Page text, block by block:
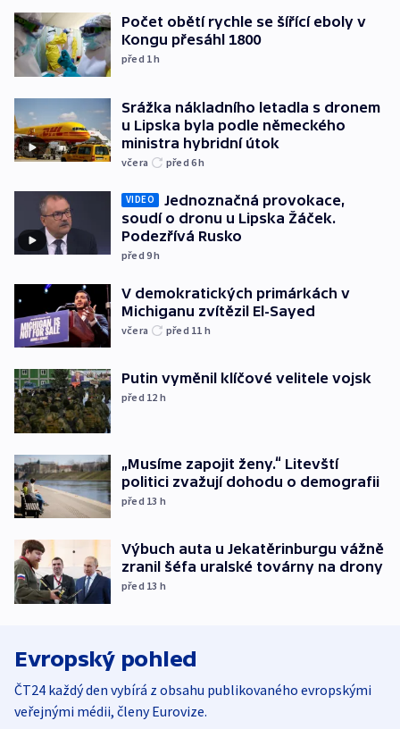
Počet obětí rychle se šířící eboly v
Kongu přesáhl 1800
před 1h
Srážka nákladního letadla s dronem
u Lipska byla podle německého
ministra hybridní útok
včera před 6h
VIDEO
Jednoznačná provokace,
soudí o dronu u Lipska Žáček.
Podezřívá Rusko
před 9h
V demokratických primárkách v
Michiganu zvítězil El-Sayed
včera před 11 h
Putin vyměnil klíčové velitele vojsk
před 12 h
„Musíme zapojit ženy.“ Litevští
politici zvažují dohodu o demografii
před 13 h
Výbuch auta u Jekatěrinburgu vážně
zranil šéfa uralské továrny na drony
před 13 h
Evropský pohled
ČT24 každý den vybírá z obsahu publikovaného evropskými
veřejnými médii, členy Eurovize.